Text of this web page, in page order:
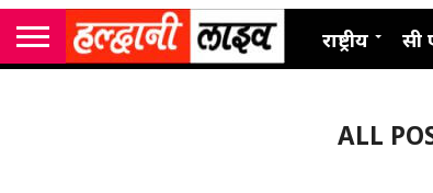
राष्ट्रीय सी
ALL